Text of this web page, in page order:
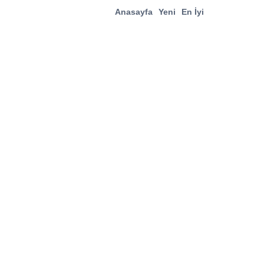
Anasayfa Yeni En İyi